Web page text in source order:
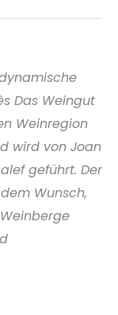
Das Weingut
Weinregion
wird von Joan
geführt. Der
Wunsch,